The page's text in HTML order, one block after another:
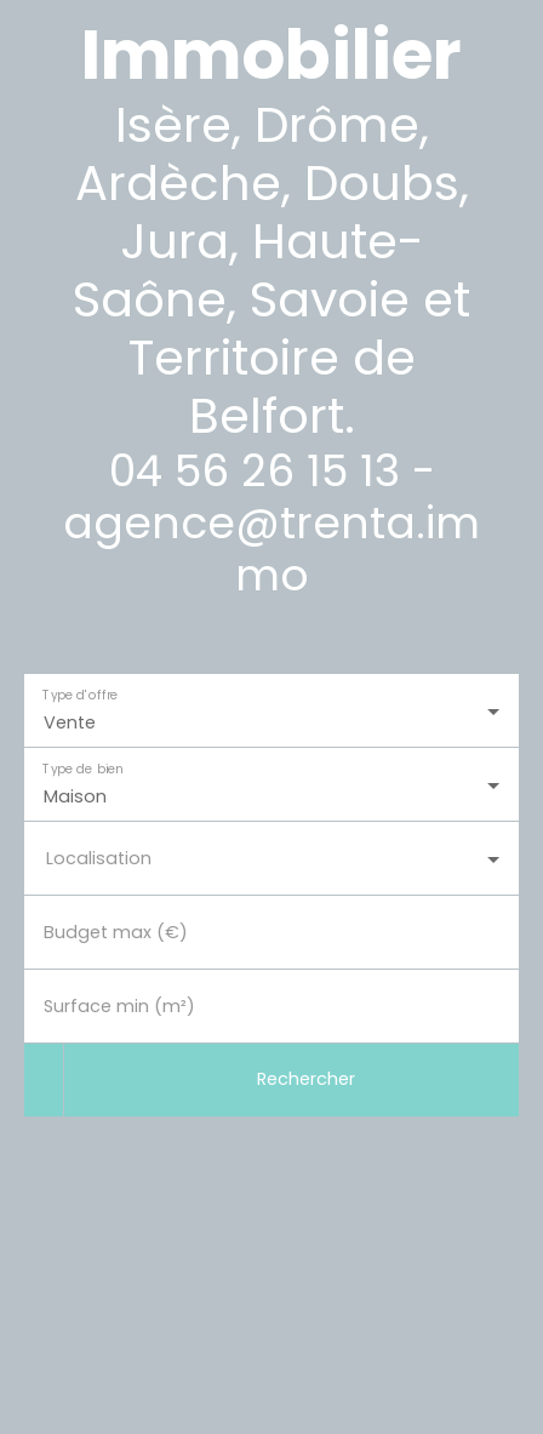
Immobilier
Isère, Drôme,
Ardèche, Doubs,
Jura, Haute-
Saône, Savoie et
Territoire de
Belfort.
04 56 26 15 13 -
agence@trenta.im
mo
Vente
Type d'offre
Maison
Type de bien
Localisation
Budget max (€)
Surface min (m²)
Rechercher